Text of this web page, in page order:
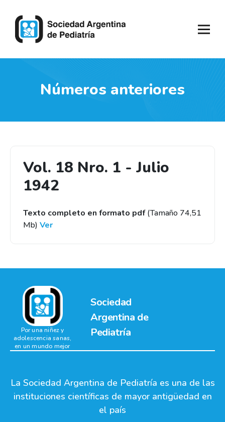
Números anteriores
Vol. 18 Nro. 1 - Julio
1942
Texto completo en formato pdf(Tamaño 74,51
Mb) Ver
Sociedad
Argentina de
Pediatría
Por una niñez y
adolescencia sanas,
en un mundo mejor
La Sociedad Argentina de Pediatría es una de las
instituciones científicas de mayor antigüedad en
el país